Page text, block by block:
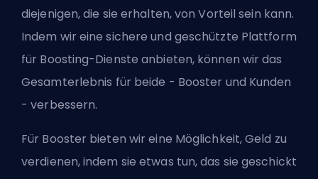
diejenigen, die sie erhalten, von Vorteil sein kann.
Indem wir eine sichere und geschützte Plattform
für Boosting-Dienste anbieten, können wir das
Gesamterlebnis für beide - Booster und Kunden
- verbessern.
Für Booster bieten wir eine Möglichkeit, Geld zu
verdienen, indem sie etwas tun, das sie geschickt